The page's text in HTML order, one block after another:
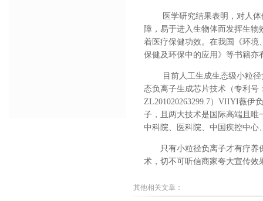
医学研究结果表明，对人
障，易于进入生物体而发挥生
着医疗保健功效。在我国《环境
保健及环保中的应用》等书籍亦
目前人工生成生态级小粒
态负离子生成芯片技术（专利号
ZL201020263299.7） VIIYI薇伊
子，且两大技术是国际高端且唯
中科院、医科院、中国疾控中心
只有小粒径负离子才有疗
术，切不可听信商家夸大宣传
其他相关文章：